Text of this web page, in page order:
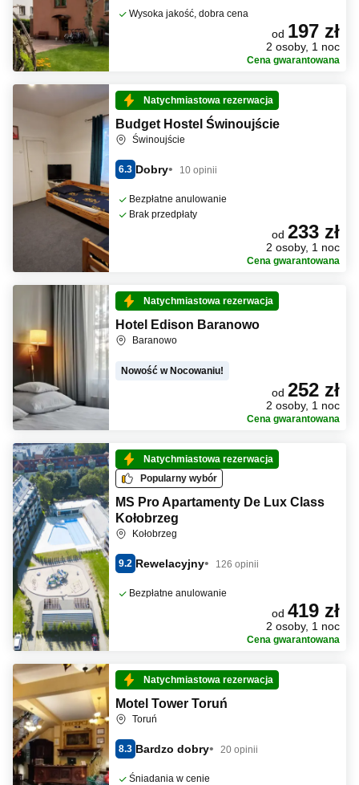
Wysoka jakość, dobra cena
od 197 zł
2 osoby, 1 noc
Cena gwarantowana
Natychmiastowa rezerwacja
Budget Hostel Świnoujście
Świnoujście
6.3 Dobry 10 opinii
Bezpłatne anulowanie
Brak przedpłaty
od 233 zł
2 osoby, 1 noc
Cena gwarantowana
Natychmiastowa rezerwacja
Hotel Edison Baranowo
Baranowo
Nowość w Nocowaniu!
od 252 zł
2 osoby, 1 noc
Cena gwarantowana
Natychmiastowa rezerwacja
Popularny wybór
MS Pro Apartamenty De Lux Class
Kołobrzeg
Kołobrzeg
9.2 Rewelacyjny 126 opinii
Bezpłatne anulowanie
od 419 zł
2 osoby, 1 noc
Cena gwarantowana
Natychmiastowa rezerwacja
Motel Tower Toruń
Toruń
8.3 Bardzo dobry 20 opinii
Śniadania w cenie